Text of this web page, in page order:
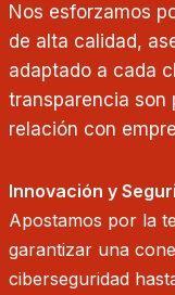
Nos esforzamos
de alta calidad,
adaptado a cada
transparencia son
relación con
Innovación y
Apostamos por la
garantizar una
ciberseguridad